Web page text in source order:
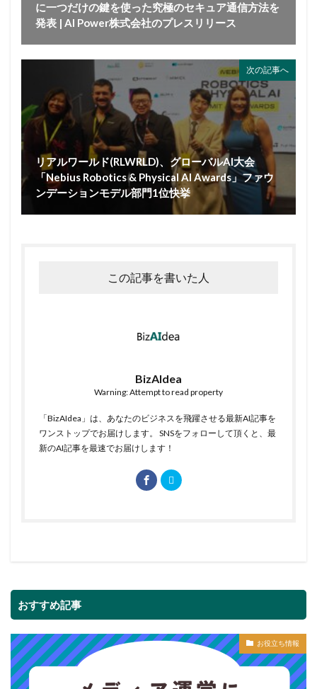
に一つだけの鍵を使った究極のセキュア通信方法を
発表 | AI Power株式会社のプレスリリース
次の記事へ
リアルワールド(RLWRLD)、グローバルAI大会
「Nebius Robotics & Physical AI Awards」ファウ
ンデーションモデル部門1位快挙
この記事を書いた人
BizAIdea
Warning: Attempt to read property
「BizAIdea」は、あなたのビジネスを飛躍させる最新AI記事を
ワンストップでお届けします。 SNSをフォローして頂くと、最
新のAI記事を最速でお届けします！
おすすめ記事
お役立ち情報